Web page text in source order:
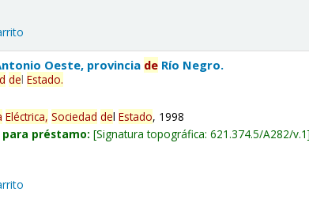
Oeste, provincia de Río Negro.
delEstado.
Eléctrica, Sociedad delEstado, 1998
para préstamo: Signatura topográfica:621.374.5/A282/v.1